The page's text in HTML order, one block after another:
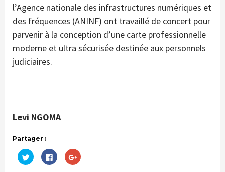
l’Agence nationale des infrastructures numériques et
des fréquences (ANINF) ont travaillé de concert pour
parvenir à la conception d’une carte professionnelle
moderne et ultra sécurisée destinée aux personnels
judiciaires.
Levi NGOMA
Partager :
Cliquez
pour
partager
Cliquez
pour
partager
Cliquez
pour